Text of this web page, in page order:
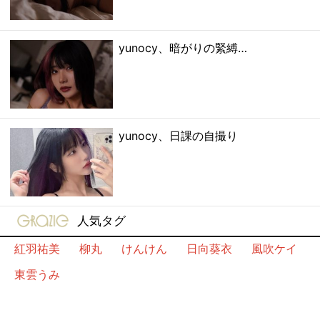
yunocy、暗がりの緊縛…
yunocy、日課の自撮り
gravure-grazie
人気タグ
紅羽祐美
柳丸 けんけん 日向葵衣
風吹ケイ
東雲うみ